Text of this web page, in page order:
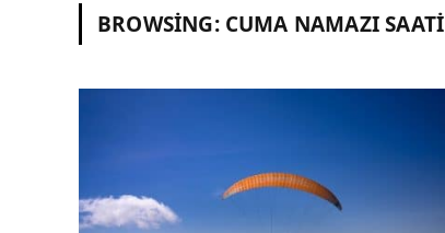
BROWSING: CUMA NAMAZI SAATI